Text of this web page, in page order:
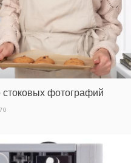
стоковых фотографий